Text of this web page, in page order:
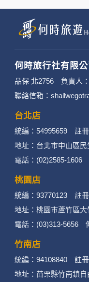
提供的個人資訊
個別的隱私權保
3. 您個人在何時
天室或討論區中
經加密的保護下
隱私權保護政策
二、個資蒐集處
2. 蒐集目的：提
管理、會員管理
活動。
3. 個人資料類別
何時旅行社有限公
品保 北2756 負責人
聯絡信箱：
台北店
統編：54995659 註
地址：台北市中山區
電話：(02)2585-1606
桃園店
統編：93770123 註
地址：桃園市蘆竹區大
電話：(03)313-5656
竹南店
統編：94108840 註
地址：苗栗縣竹南鎮自